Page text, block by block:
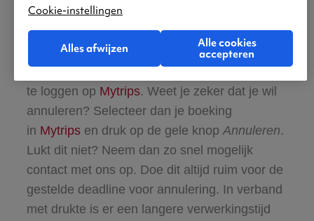
verblijf?
Je kunt de (annulerings-)voorwaarden
te loggen op Mytrips. Weet je zeker dat je wil
annuleren? Selecteer dan je boeking
in Mytripsen druk op de gele knopAnnuleren.
Lukt dit niet? Neem dan zo snel mogelijk
contact met ons op. Doe dit altijd ruim voor de
gestelde deadline voor annulering. In verband
met drukte is er een langere verwerkingstijd
Cookie-instellingen
Alles afwijzen
Alle cookies
accepteren